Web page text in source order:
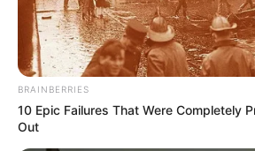
BRAINBERRIES
10 Epic Failures That Were Completely
Out